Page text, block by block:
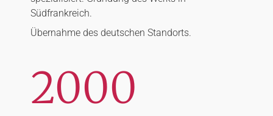
Südfrankreich.
Übernahme des deutschen Standorts.
2000